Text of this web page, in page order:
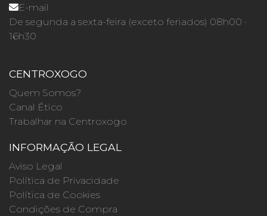
E-mail
De segunda a sexta-feira (exceto feriados) 08h00 ·
16h30
CENTROXOGO
Quem Somos?
Canal Ético
Trabalhar na Centroxogo
INFORMAÇÃO LEGAL
Aviso Legal
Política de Privacidade
Política de Cookies
Condições de Compra